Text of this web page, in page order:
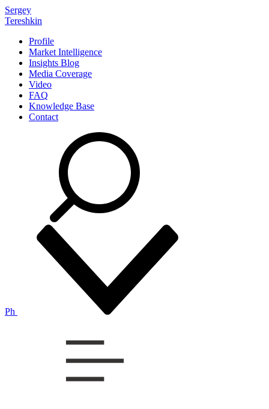
Sergey
Tereshkin
Profile
Market Intelligence
Insights Blog
Media Coverage
Video
FAQ
Knowledge Base
Contact
Ph